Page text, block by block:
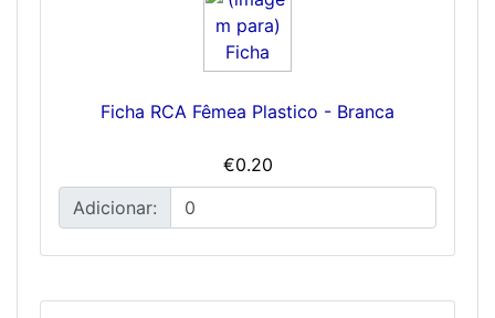
Ficha RCA Fêmea Plastico - Branca
€0.20
Adicionar: